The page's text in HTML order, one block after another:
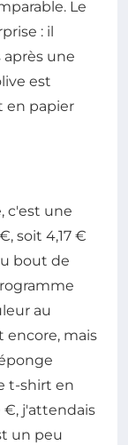
Le
: il
après une
est
en papier
c'est une
soit 4,17 €
bout de
au
encore, mais
t-shirt en
€, j'attendais
un peu